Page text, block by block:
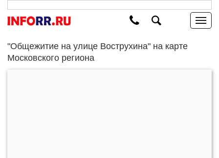
"Общежитие на улице Вострухина" на карте
Московского региона